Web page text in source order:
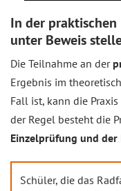
In der
unter Beweis
Die Teilnahme an der
Ergebnis im
Fall ist, kann die
der Regel besteht die
Einzelprüfung und
Schüler, die das